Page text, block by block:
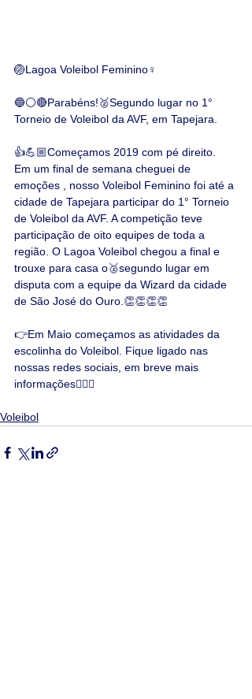
🏐Lagoa Voleibol Feminino♀️
🔵⚪🔴Parabéns!🥈Segundo lugar no 1°
Torneio de Voleibol da AVF, em Tapejara.
👍💪🏼Começamos 2019 com pé direito.
Em um final de semana cheguei de
emoções , nosso Voleibol Feminino foi até a
cidade de Tapejara participar do 1° Torneio
de Voleibol da AVF. A competição teve
participação de oito equipes de toda a
região. O Lagoa Voleibol chegou a final e
trouxe para casa o🥈segundo lugar em
disputa com a equipe da Wizard da cidade
de São José do Ouro.👏👏👏👏
👉Em Maio começamos as atividades da
escolinha do Voleibol. Fique ligado nas
nossas redes sociais, em breve mais
informações🙋🏻‍♂️
Voleibol